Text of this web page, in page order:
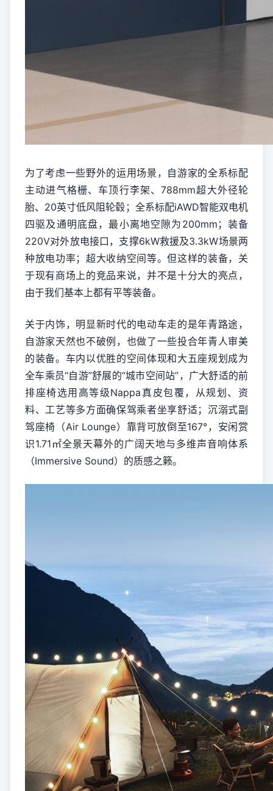
为了考虑一些野外的运用场景，自游家的全系标配
主动进气格栅、车顶行李架、788mm超大外径轮
胎、20英寸低风阻轮毂；全系标配iAWD智能双电机
四驱及通明底盘，最小离地空隙为200mm；装备
220V对外放电接口，支撑6kW救援及3.3kW场景两
种放电功率；超大收纳空间等。但这样的装备，关
于现有商场上的竞品来说，并不是十分大的亮点，
由于我们基本上都有平等装备。
关于内饰，明显新时代的电动车走的是年青路途，
自游家天然也不破例，也做了一些投合年青人审美
的装备。车内以优胜的空间体现和大五座规划成为
全车乘员“自游”舒展的“城市空间站”，广大舒适的前
排座椅选用高等级Nappa真皮包覆，从规划、资
料、工艺等多方面确保驾乘者坐享舒适；沉溺式副
驾座椅（Air Lounge）靠背可放倒至167°，安闲赏
识1.71㎡全景天幕外的广阔天地与多维声音响体系
（Immersive Sound）的质感之籁。